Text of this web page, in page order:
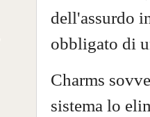
dell'assurdo
obbligato di
Charms
sistema lo